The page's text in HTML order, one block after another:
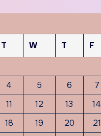
T W T F
4 5 6 7
11 12 13 14
18 19 20 21